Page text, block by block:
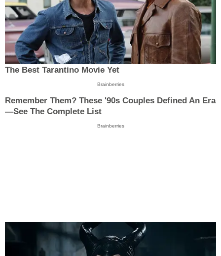
The Best Tarantino Movie Yet
Brainberries
Remember Them? These '90s Couples Defined An Era
—See The Complete List
Brainberries